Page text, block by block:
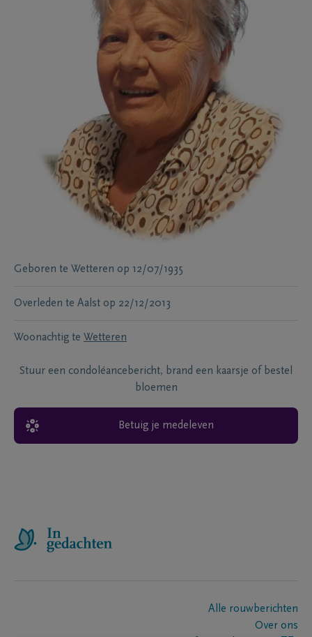
Geboren te Wetteren op 12/07/1935
Overleden te Aalst op 22/12/2013
Woonachtig te Wetteren
Stuur een condoléancebericht, brand een kaarsje of bestel
bloemen
Betuig je medeleven
Alle rouwberichten
Over ons